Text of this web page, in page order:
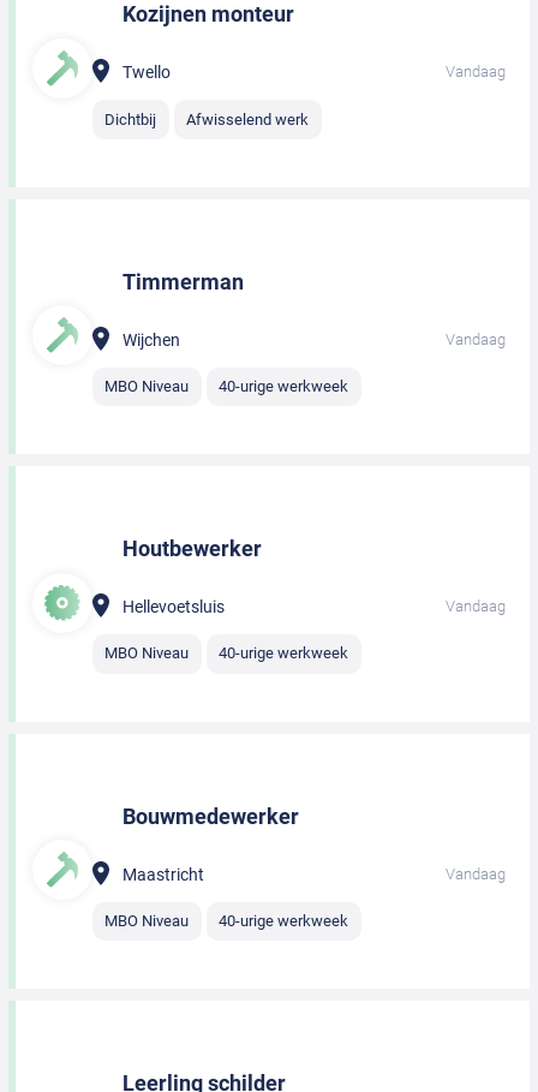
Kozijnen monteur
Twello Vandaag
Dichtbij Afwisselend werk
Timmerman
Wijchen Vandaag
MBO Niveau 40-urige werkweek
Houtbewerker
Hellevoetsluis Vandaag
MBO Niveau 40-urige werkweek
Bouwmedewerker
Maastricht Vandaag
MBO Niveau 40-urige werkweek
Leerling schilder